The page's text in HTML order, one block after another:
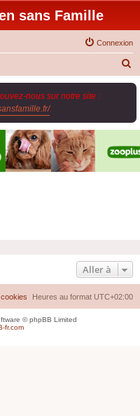
sans Famille
Connexion
e
r
nous sur notre site :
.
Aller à
Heures au format UTC+02:00
© phpBB Limited
fr.com